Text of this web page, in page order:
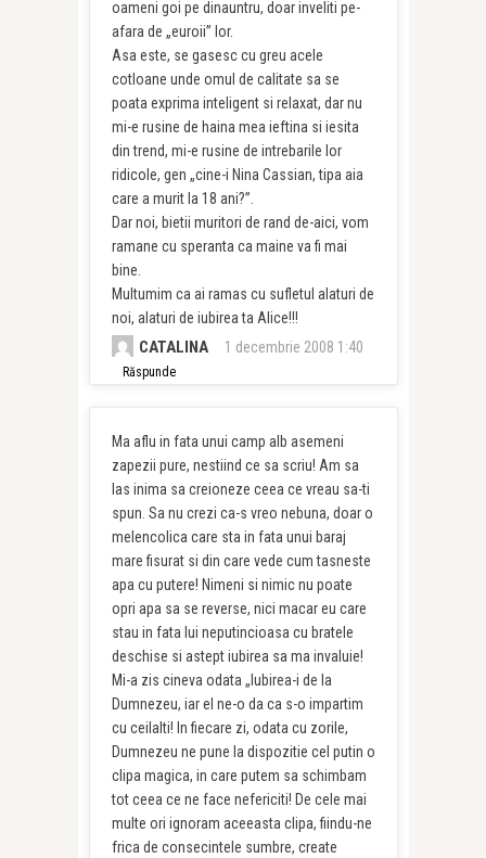
oameni goi pe dinauntru, doar inveliti pe-
afara de „euroii” lor.
Asa este, se gasesc cu greu acele
cotloane unde omul de calitate sa se
poata exprima inteligent si relaxat, dar nu
mi-e rusine de haina mea ieftina si iesita
din trend, mi-e rusine de intrebarile lor
ridicole, gen „cine-i Nina Cassian, tipa aia
care a murit la 18 ani?”.
Dar noi, bietii muritori de rand de-aici, vom
ramane cu speranta ca maine va fi mai
bine.
Multumim ca ai ramas cu sufletul alaturi de
noi, alaturi de iubirea ta Alice!!!
CATALINA 1 decembrie 2008 1:40
Răspunde
Ma aflu in fata unui camp alb asemeni
zapezii pure, nestiind ce sa scriu! Am sa
las inima sa creioneze ceea ce vreau sa-ti
spun. Sa nu crezi ca-s vreo nebuna, doar o
melencolica care sta in fata unui baraj
mare fisurat si din care vede cum tasneste
apa cu putere! Nimeni si nimic nu poate
opri apa sa se reverse, nici macar eu care
stau in fata lui neputincioasa cu bratele
deschise si astept iubirea sa ma invaluie!
Mi-a zis cineva odata „Iubirea-i de la
Dumnezeu, iar el ne-o da ca s-o impartim
cu ceilalti! In fiecare zi, odata cu zorile,
Dumnezeu ne pune la dispozitie cel putin o
clipa magica, in care putem sa schimbam
tot ceea ce ne face nefericiti! De cele mai
multe ori ignoram aceeasta clipa, fiindu-ne
frica de consecintele sumbre, create